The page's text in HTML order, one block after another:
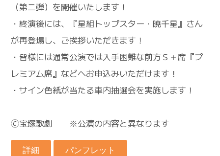
（第二弾）を開催いたします！
・終演後には、『星組トップスター・暁千星』さん
が再登場し、ご挨拶いただきます！
・皆様には通常公演では入手困難な前方Ｓ＋席『プ
レミアム席』などへお申込みいただけます！
・サイン色紙が当たる車内抽選会を実施します！
🄫宝塚歌劇 ※公演の内容と異なります
詳細 パンフレット